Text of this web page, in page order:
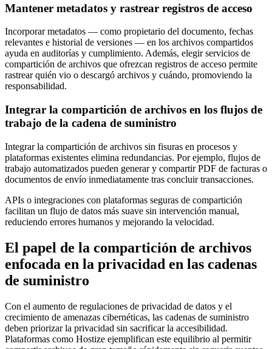
Mantener metadatos y rastrear registros de acceso
Incorporar metadatos — como propietario del documento, fechas
relevantes e historial de versiones — en los archivos compartidos
ayuda en auditorías y cumplimiento. Además, elegir servicios de
compartición de archivos que ofrezcan registros de acceso permite
rastrear quién vio o descargó archivos y cuándo, promoviendo la
responsabilidad.
Integrar la compartición de archivos en los flujos de
trabajo de la cadena de suministro
Integrar la compartición de archivos sin fisuras en procesos y
plataformas existentes elimina redundancias. Por ejemplo, flujos de
trabajo automatizados pueden generar y compartir PDF de facturas o
documentos de envío inmediatamente tras concluir transacciones.
APIs o integraciones con plataformas seguras de compartición
facilitan un flujo de datos más suave sin intervención manual,
reduciendo errores humanos y mejorando la velocidad.
El papel de la compartición de archivos
enfocada en la privacidad en las cadenas
de suministro
Con el aumento de regulaciones de privacidad de datos y el
crecimiento de amenazas cibernéticas, las cadenas de suministro
deben priorizar la privacidad sin sacrificar la accesibilidad.
Plataformas como Hostize ejemplifican este equilibrio al permitir